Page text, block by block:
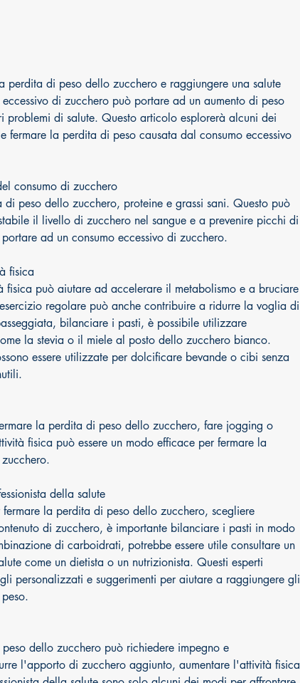
di zucchero può portare ad un aumento di peso
problemi di salute. Questo articolo esplorerà alcuni dei
fermare la perdita di peso causata dal consumo eccessivo
consumo di zucchero
di peso dello zucchero, proteine e grassi sani. Questo può
il livello di zucchero nel sangue e a prevenire picchi di
ad un consumo eccessivo di zucchero.
fisica
fisica può aiutare ad accelerare il metabolismo e a bruciare
regolare può anche contribuire a ridurre la voglia di
bilanciare i pasti, è possibile utilizzare
la stevia o il miele al posto dello zucchero bianco.
essere utilizzate per dolcificare bevande o cibi senza
la perdita di peso dello zucchero, fare jogging o
fisica può essere un modo efficace per fermare la
della salute
la perdita di peso dello zucchero, scegliere
di zucchero, è importante bilanciare i pasti in modo
di carboidrati, potrebbe essere utile consultare un
come un dietista o un nutrizionista. Questi esperti
personalizzati e suggerimenti per aiutare a raggiungere gli
dello zucchero può richiedere impegno e
l'apporto di zucchero aggiunto, aumentare l'attività fisica